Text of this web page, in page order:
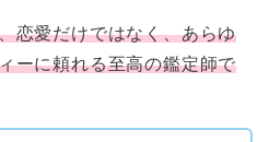
恋愛だけではなく、あらゆ
ーに頼れる至高の鑑定師で